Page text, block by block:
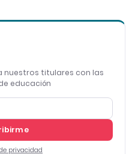
nuestros titulares con las
educación
privacidad